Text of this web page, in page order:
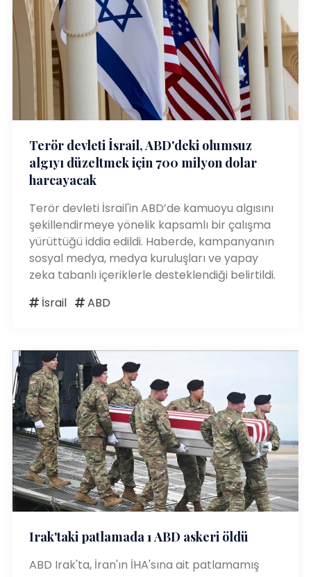
Terör devleti İsrail, ABD'deki olumsuz
algıyı düzeltmek için 700 milyon dolar
harcayacak
Terör devleti İsrail'in ABD’de kamuoyu algısını
şekillendirmeye yönelik kapsamlı bir çalışma
yürüttüğü iddia edildi. Haberde, kampanyanın
sosyal medya, medya kuruluşları ve yapay
zeka tabanlı içeriklerle desteklendiği belirtildi.
İsrail
ABD
Irak'taki patlamada 1 ABD askeri öldü
ABD Irak'ta, İran'ın İHA'sına ait patlamamış